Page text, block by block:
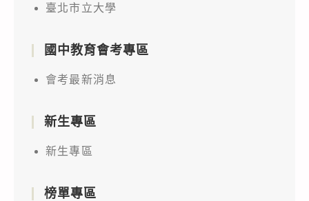
臺北市立大學
國中教育會考專區
會考最新消息
新生專區
新生專區
榜單專區